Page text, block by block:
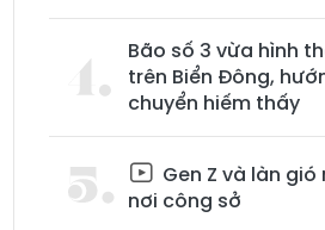
Bão số 3 vừa hình
trên Biển Đông,
chuyển hiếm thấy
Gen Z và làn gió
nơi công sở